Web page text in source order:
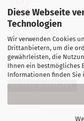
Diese Webseite
Technologien
Wir verwenden Cookies
Drittanbietern, um die
gewährleisten, die
Ihnen ein bestmögliches
Informationen finden Sie
Vertrag widerrufen